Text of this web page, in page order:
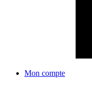
Mon compte